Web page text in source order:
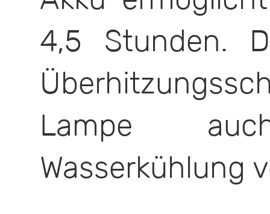
4,5 Stunden.
Lampe
Wasserkühlung